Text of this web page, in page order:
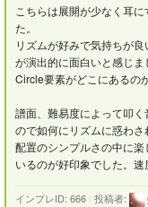
こちらは展開が少なく耳
た。
リズムが好みで気持ちが
が演出的に面白いと感じま
Circle要素がどこにあるの
譜面、難易度によって叩
ので如何にリズムに惑わ
配置のシンプルさの中に
いるのが好印象でした。速
インプレID: 666 投稿者: